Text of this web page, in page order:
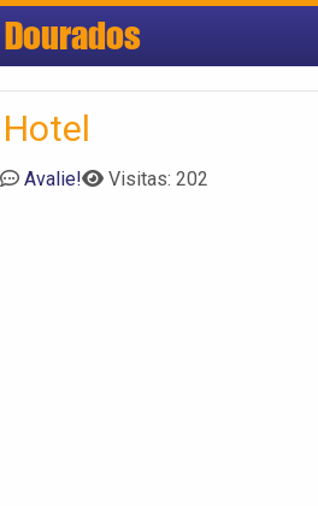
Dourados
Avalie! Visitas: 202